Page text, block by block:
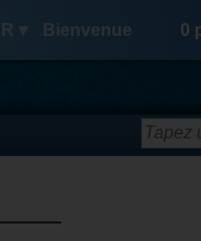
▾ Bienvenue 0